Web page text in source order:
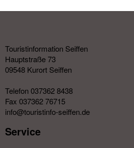
Touristinformation Seiffen
Hauptstraße 73
09548 Kurort Seiffen
Telefon 037362 8438
Fax 037362 76715
info@touristinfo-seiffen.de
Service​